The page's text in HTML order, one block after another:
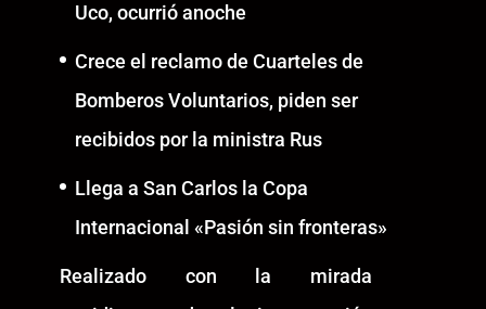
Uco, ocurrió anoche
Crece el reclamo de Cuarteles de
Bomberos Voluntarios, piden ser
recibidos por la ministra Rus
Llega a San Carlos la Copa
Internacional «Pasión sin fronteras»
Realizado con la mirada